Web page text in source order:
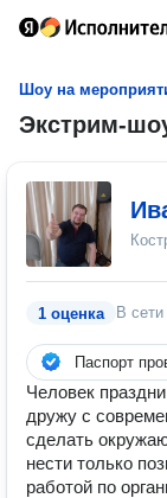
Шоу на
Экстрим-
1 оценка В сети
Паспорт
Человек
дружу с
сделать
нести только
работой по